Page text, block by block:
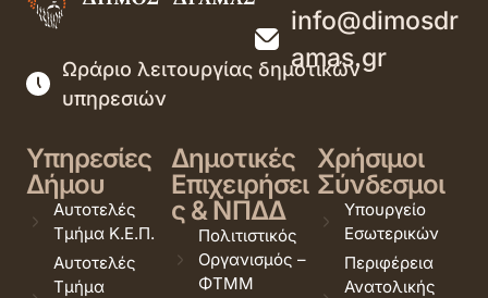
info@dimosdr
amas.gr
Ωράριο λειτουργίας δημοτικών
υπηρεσιών
Υπηρεσίες
Δήμου
Αυτοτελές
Τμήμα Κ.Ε.Π.
Αυτοτελές
Τμήμα
Δημοτικές
Επιχειρήσει
ς & ΝΠΔΔ
Πολιτιστικός
Οργανισμός –
ΦΤΜΜ
Χρήσιμοι
Σύνδεσμοι
Υπουργείο
Εσωτερικών
Περιφέρεια
Ανατολικής